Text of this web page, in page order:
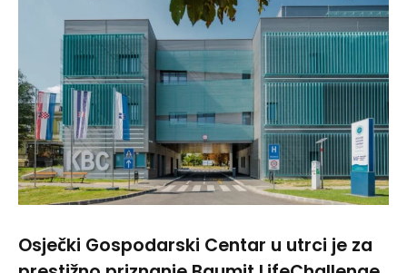
Osječki Gospodarski Centar u utrci je za